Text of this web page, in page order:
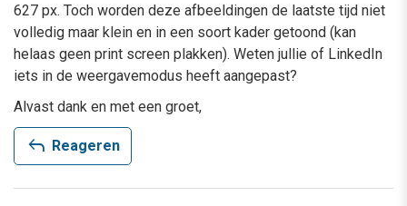
627 px. Toch worden deze afbeeldingen de laatste tijd niet
volledig maar klein en in een soort kader getoond (kan
helaas geen print screen plakken). Weten jullie of LinkedIn
iets in de weergavemodus heeft aangepast?
Alvast dank en met een groet,
reply Reageren